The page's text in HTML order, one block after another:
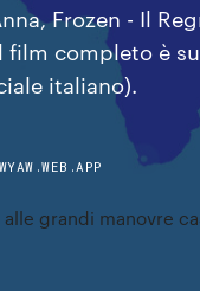
Frozen - Il
film completo è
italiano).
grandi manovre